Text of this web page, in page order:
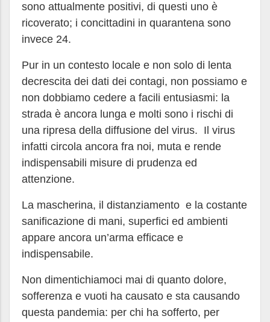
sono attualmente positivi, di questi uno è
ricoverato; i concittadini in quarantena sono
invece 24.
Pur in un contesto locale e non solo di lenta
decrescita dei dati dei contagi, non possiamo e
non dobbiamo cedere a facili entusiasmi: la
strada è ancora lunga e molti sono i rischi di
una ripresa della diffusione del virus. Il virus
infatti circola ancora fra noi, muta e rende
indispensabili misure di prudenza ed
attenzione.
La mascherina, il distanziamento e la costante
sanificazione di mani, superfici ed ambienti
appare ancora un’arma efficace e
indispensabile.
Non dimentichiamoci mai di quanto dolore,
sofferenza e vuoti ha causato e sta causando
questa pandemia: per chi ha sofferto, per